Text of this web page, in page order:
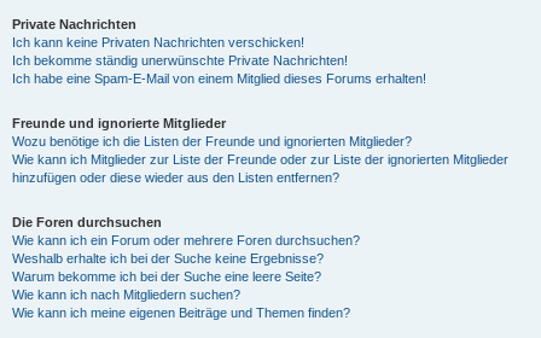
Private Nachrichten
Ich kann keine Privaten Nachrichten verschicken!
Ich bekomme ständig unerwünschte Private Nachrichten!
Ich habe eine Spam-E-Mail von einem Mitglied dieses Forums erhalten!
Freunde und ignorierte Mitglieder
Wozu benötige ich die Listen der Freunde und ignorierten Mitglieder?
Wie kann ich Mitglieder zur Liste der Freunde oder zur Liste der ignorierten Mitglieder
hinzufügen oder diese wieder aus den Listen entfernen?
Die Foren durchsuchen
Wie kann ich ein Forum oder mehrere Foren durchsuchen?
Weshalb erhalte ich bei der Suche keine Ergebnisse?
Warum bekomme ich bei der Suche eine leere Seite?
Wie kann ich nach Mitgliedern suchen?
Wie kann ich meine eigenen Beiträge und Themen finden?